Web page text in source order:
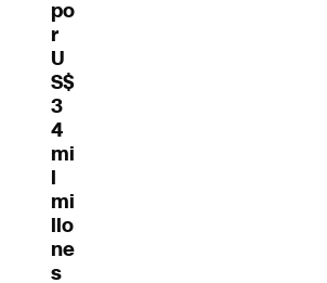
po
r
U
S$
3
4
mi
l
mi
llo
ne
s